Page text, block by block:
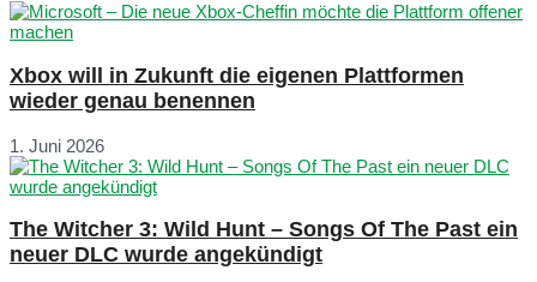
Xbox will in Zukunft die eigenen Plattformen
wieder genau benennen
1. Juni 2026
The Witcher 3: Wild Hunt – Songs Of The Past ein
neuer DLC wurde angekündigt